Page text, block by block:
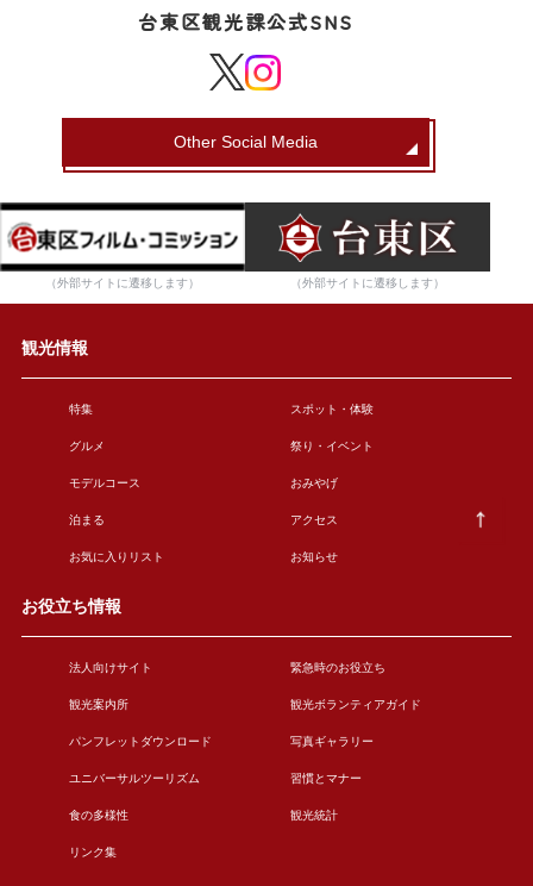
台東区観光課公式SNS
Other Social Media
（外部サイトに遷移します） （外部サイトに遷移します）
観光情報
特集 スポット・体験
グルメ 祭り・イベント
モデルコース おみやげ
泊まる アクセス
お気に入りリスト お知らせ
お役立ち情報
法人向けサイト 緊急時のお役立ち
観光案内所 観光ボランティアガイド
パンフレットダウンロード 写真ギャラリー
ユニバーサルツーリズム 習慣とマナー
食の多様性 観光統計
リンク集